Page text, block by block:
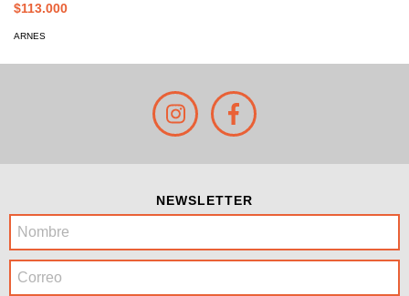
$113.000
ARNES
NEWSLETTER